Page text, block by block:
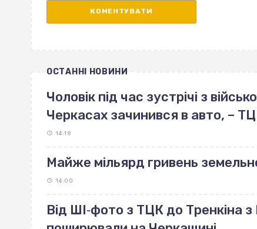
ОСТАННІ НОВИНИ
Чоловік під час зустрічі з
Черкасах зачинився в авто, –
14:18
Майже мільярд гривень
14:00
Від ШІ‐фото з ТЦК до Тренкіна з